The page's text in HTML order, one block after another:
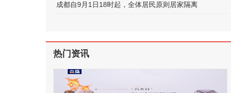
成都自9月1日18时起，全体居民原则居家隔离
热门资讯